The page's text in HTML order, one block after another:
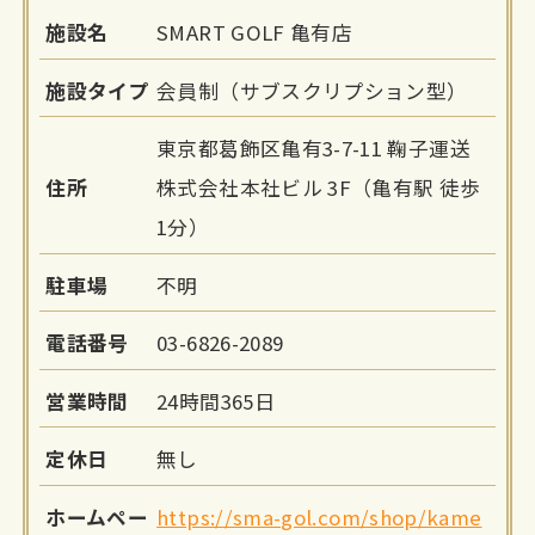
施設名 SMART GOLF 亀有店
施設タイプ 会員制（サブスクリプション型）
住所
東京都葛飾区亀有3-7-11 鞠子運送
株式会社本社ビル 3F（亀有駅 徒歩
1分）
駐車場 不明
電話番号 03-6826-2089
営業時間 24時間365日
定休日 無し
ホームペー https://sma-gol.com/shop/kame